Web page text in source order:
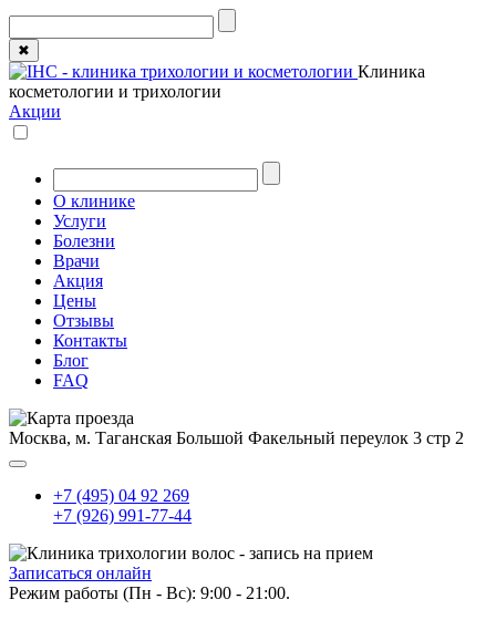
✖
Клиника
косметологии и трихологии
Акции
О клинике
Услуги
Болезни
Врачи
Акция
Цены
Отзывы
Контакты
Блог
FAQ
Москва, м. Таганская Большой Факельный переулок 3 стр 2
+7 (495) 04 92 269
+7 (926) 991-77-44
Записаться онлайн
Режим работы (Пн - Вс): 9:00 - 21:00.